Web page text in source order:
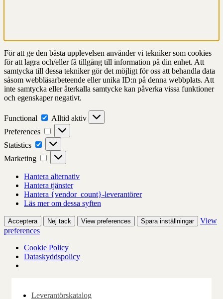
För att ge den bästa upplevelsen använder vi tekniker som cookies
för att lagra och/eller få tillgång till information på din enhet. Att
samtycka till dessa tekniker gör det möjligt för oss att behandla data
såsom webbläsarbeteende eller unika ID:n på denna webbplats. Att
inte samtycka eller återkalla samtycke kan påverka vissa funktioner
och egenskaper negativt.
Functional Functional
Alltid aktiv
Preferences
Preferences
Statistics Statistics
Marketing Marketing
Hantera alternativ
Hantera tjänster
Hantera {vendor_count}-leverantörer
Läs mer om dessa syften
Acceptera Nej tack View preferences Spara inställningar
View
preferences
Cookie Policy
Dataskyddspolicy
Leverantörskatalog